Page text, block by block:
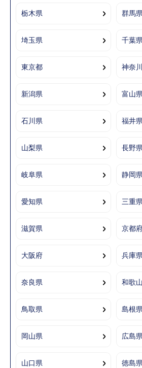
栃木県 群馬県
埼玉県 千葉県
東京都 神奈
新潟県 富山県
石川県 福井県
山梨県 長野県
岐阜県 静岡県
愛知県 三重県
滋賀県 京都
大阪府 兵庫県
奈良県 和歌
鳥取県 島根県
岡山県 広島県
山口県 徳島県